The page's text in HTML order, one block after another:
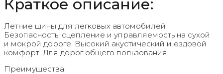
Краткое описание:
Летние шины для легковых автомобилей
Безопасность, сцепление и управляемость на сухой
и мокрой дороге. Высокий акустический и ездовой
комфорт. Для дорог общего пользования.
Преимущества: